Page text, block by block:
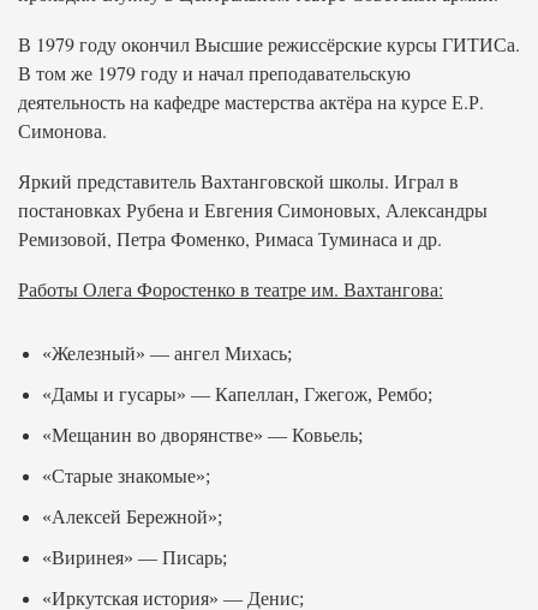
В 1979 году окончил Высшие режиссёрские курсы ГИТИСа.
В том же 1979 году и начал преподавательскую
деятельность на кафедре мастерства актёра на курсе Е.Р.
Симонова.
Яркий представитель Вахтанговской школы. Играл в
постановках Рубена и Евгения Симоновых, Александры
Ремизовой, Петра Фоменко, Римаса Туминаса и др.
Работы Олега Форостенко в театре им. Вахтангова:
«Железный» — ангел Михась;
«Дамы и гусары» — Капеллан, Гжегож, Рембо;
«Мещанин во дворянстве» — Ковьель;
«Старые знакомые»;
«Алексей Бережной»;
«Виринея» — Писарь;
«Иркутская история» — Денис;